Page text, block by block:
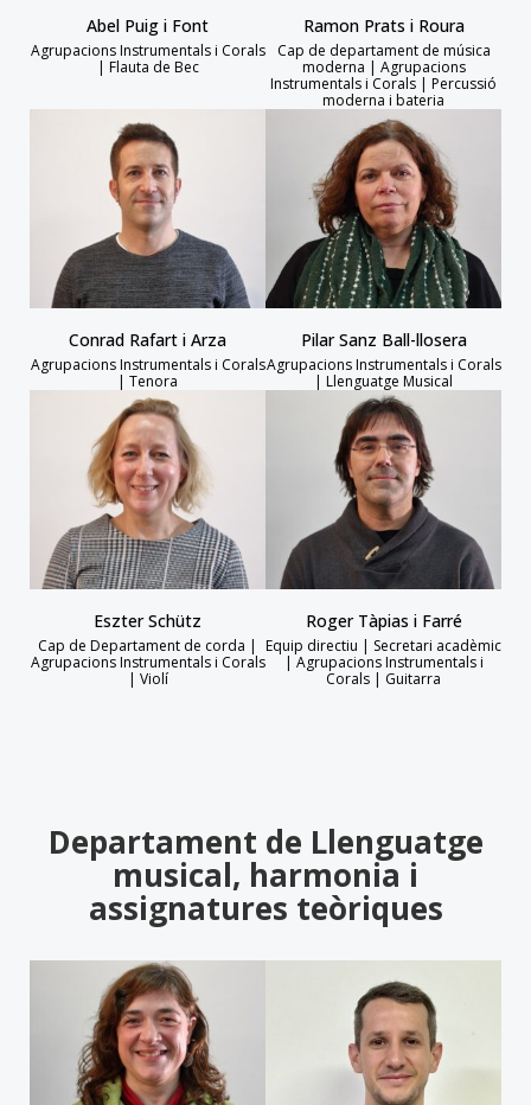
Abel Puig i Font
Agrupacions Instrumentals i Corals
| Flauta de Bec
Ramon Prats i Roura
Cap de departament de música
moderna | Agrupacions
Instrumentals i Corals | Percussió
moderna i bateria
Conrad Rafart i Arza
Agrupacions Instrumentals i Corals
| Tenora
Pilar Sanz Ball-llosera
Agrupacions Instrumentals i Corals
| Llenguatge Musical
Eszter Schütz
Cap de Departament de corda |
Agrupacions Instrumentals i Corals
| Violí
Roger Tàpias i Farré
Equip directiu | Secretari acadèmic
| Agrupacions Instrumentals i
Corals | Guitarra
Departament de Llenguatge
musical, harmonia i
assignatures teòriques